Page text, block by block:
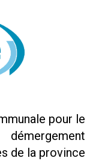
pour le
démergement
de la province